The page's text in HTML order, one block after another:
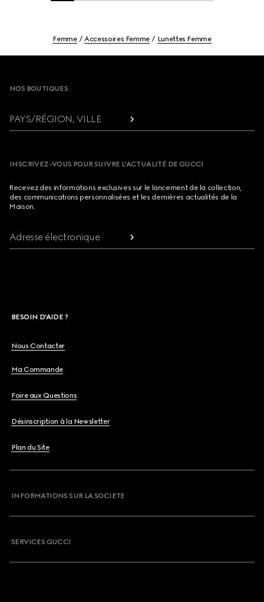
Femme Accessoires Femme Lunettes Femme
NOS BOUTIQUES
PAYS/RÉGION, VILLE
INSCRIVEZ-VOUS POUR SUIVRE L’ACTUALITÉ DE GUCCI
Recevez des informations exclusives sur le lancement de la collection,
des communications personnalisées et les dernières actualités de la
Maison.
Adresse électronique
BESOIN D'AIDE ?
Nous Contacter
Ma Commande
Foire aux Questions
Désinscription à la Newsletter
Plan du Site
INFORMATIONS SUR LA SOCIETE
SERVICES GUCCI